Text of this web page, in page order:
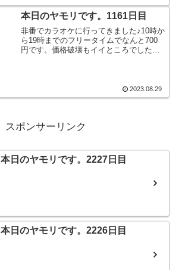
んなで、本日のヤモリです。
本日のヤモリです。1161日目
非番でカラオケに行ってきました♪10時か
ら19時までのフリータイムでなんと700
円です。価格破壊もイイところでしたの
たしは酔いしれました。そんなこんな
で、本日のヤモリです。
2023.08.29
スポンサーリンク
本日のヤモリです。2227日目
本日のヤモリです。2226日目